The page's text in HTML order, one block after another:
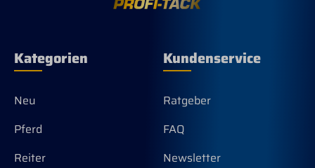
keine Reklamation
100cm Die
ggf mit Nagellack oder
Sekundenkleber
Concho, Schnalle etc ist
keine Reklamation
Kategorien
Neu
Pferd
Reiter
Kundenservice
Ratgeber
FAQ
Newsletter